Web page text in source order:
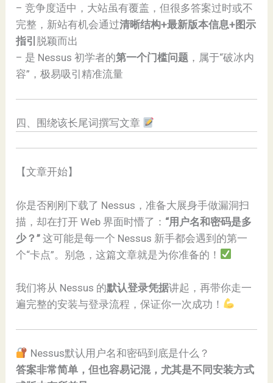
– 竞争度适中，大站虽有覆盖，但很多答案过时或不
完整，新站有机会通过清晰结构+最新版本信息+图示
指引 脱颖而出
– 是 Nessus 初学者的第一个门槛问题 ，属于“破冰内
容”，极易吸引精准流量
四、围绕该长尾词撰写文章
【文章开始】
你是否刚刚下载了 Nessus，准备大展身手做漏洞扫
描，却在打开 Web 界面时懵了： “用户名和密码是多
少？” 这可能是每一个 Nessus 新手都会遇到的第一
个“卡点”。别急，这篇文章就是为你准备的！
我们将从 Nessus 的默认登录凭据讲起，再带你走一
遍完整的安装与登录流程，保证你一次成功！
Nessus默认用户名和密码到底是什么？
答案非常简单，但也容易记混，尤其是不同安装方式